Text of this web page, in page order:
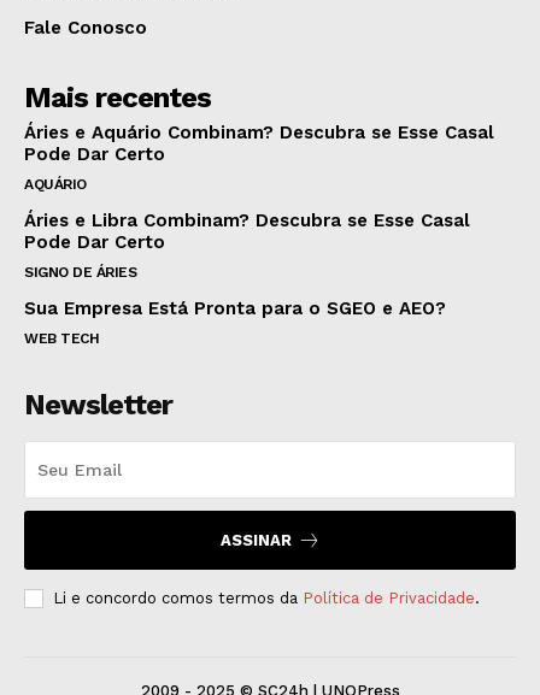
Fale Conosco
Mais recentes
Áries e Aquário Combinam? Descubra se Esse Casal
Pode Dar Certo
AQUÁRIO
Áries e Libra Combinam? Descubra se Esse Casal
Pode Dar Certo
SIGNO DE ÁRIES
Sua Empresa Está Pronta para o SGEO e AEO?
WEB TECH
Newsletter
ASSINAR
Li e concordo comos termos da Política de Privacidade.
2009 - 2025 © SC24h | UNOPress